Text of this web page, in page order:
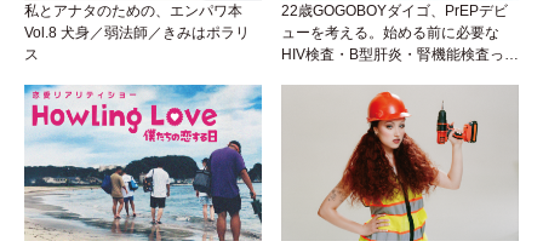
私とアナタのための、エンパワ本
Vol.8 犬身／弱法師／きみはポラリ
ス
22歳GOGOBOYダイゴ、PrEPデビ
ューを考える。始める前に必要な
HIV検査・B型肝炎・腎機能検査っ
性トーク～聞きにくいことは小堀先
生に聞けばイイ！（Vol.25）